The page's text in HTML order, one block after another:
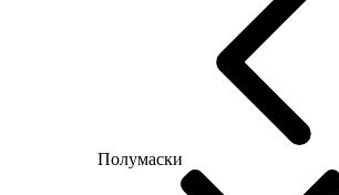
Полумаски